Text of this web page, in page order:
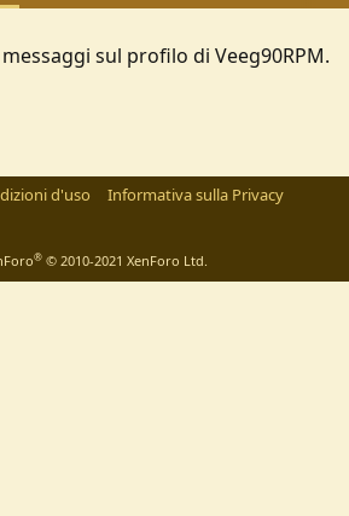
sul profilo di Veeg90RPM.
d'uso
Informativa sulla Privacy
® © 2010-2021 XenForo Ltd.